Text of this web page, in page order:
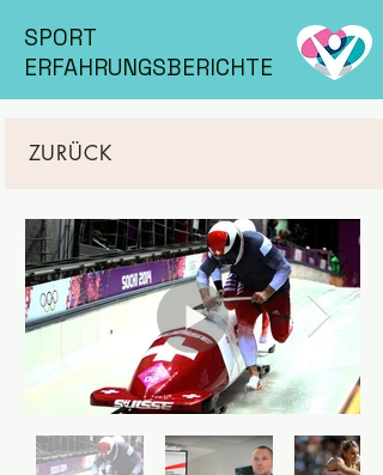
SPORT
ERFAHRUNGSBERICHTE
ZURÜCK